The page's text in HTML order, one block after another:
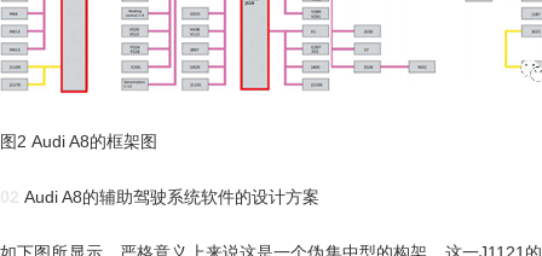
图2 Audi A8的框架图
Audi A8的辅助驾驶系统软件的设计方案